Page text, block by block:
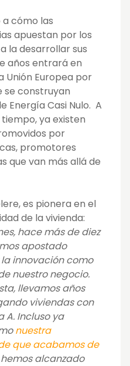
cómo las
apuestan por los
la desarrollar sus
años entrará en
Unión Europea por
se construyan
Energía Casi Nulo. A
ya existen
por
promotores
que van más allá de
es pionera en el
de la vivienda:
hace más de diez
apostado
innovación como
nuestro negocio.
llevamos años
viviendas con
Incluso ya
nuestra
que acabamos de
alcanzado